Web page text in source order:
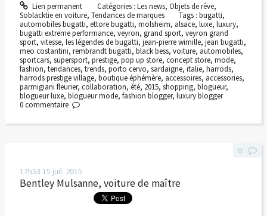
Lien permanent Catégories : Les news, Objets de rêve,
Soblacktie en voiture, Tendances de marques Tags :bugatti,
automobiles bugatti, ettore bugatti, molsheim, alsace, luxe, luxury,
bugatti extreme performance, veyron, grand sport, veyron grand
sport, vitesse, les légendes de bugatti, jean-pierre wimille, jean bugatti,
meo costantini, rembrandt bugatti, black bess, voiture, automobiles,
sportcars, supersport, prestige, pop up store, concept store, mode,
fashion, tendances, trends, porto cervo, sardaigne, italie, harrods,
harrods prestige village, boutique éphémère, accessoires, accessories,
parmigiani fleurier, collaboration, été, 2015, shopping, blogueur,
blogueur luxe, blogueur mode, fashion blogger, luxury blogger
0 commentaire
17h53 15 juil. 2015
Bentley Mulsanne, voiture de maître
0